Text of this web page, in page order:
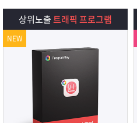
요
합
프
로
프
상위노출트래픽 프로그램
NEW